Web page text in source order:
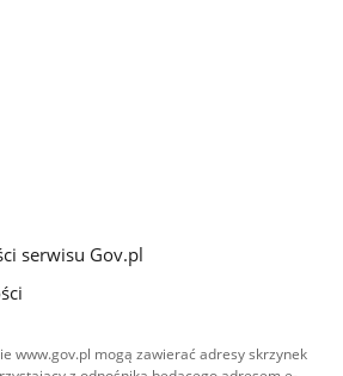
serwisu Gov.pl
www.gov.pl mogą zawierać adresy skrzynek